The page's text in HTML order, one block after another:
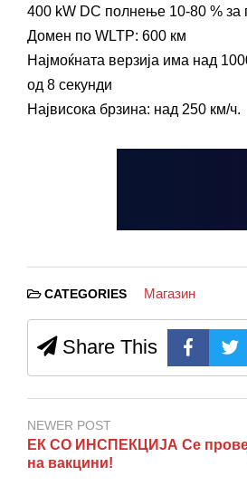
400 kW DC полнење 10-80 % за
Домен по WLTP: 600 км
Најмоќната верзија има над
од 8 секунди
Највисока брзина: над 250 км/ч.
CATEGORIES Магазин
Share This
NEWER POST
ЕК СО ИНСПЕКЦИЈА Се
на вакцини!